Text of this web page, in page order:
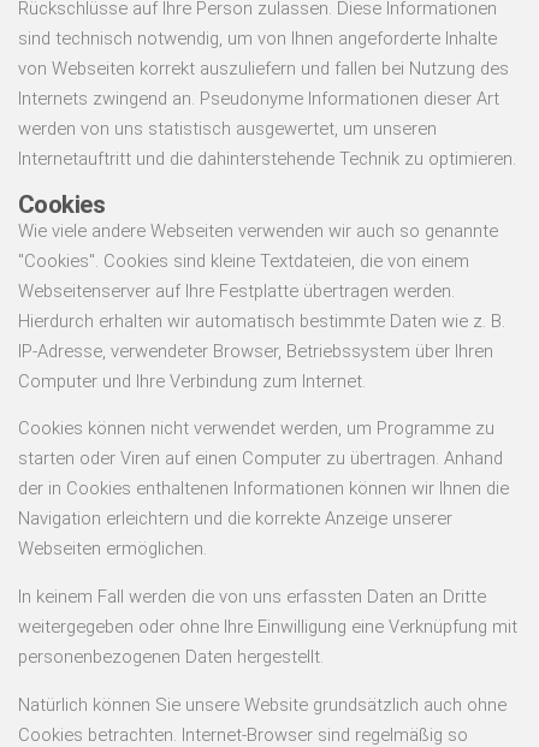
Rückschlüsse auf Ihre Person zulassen. Diese Informationen
sind technisch notwendig, um von Ihnen angeforderte Inhalte
von Webseiten korrekt auszuliefern und fallen bei Nutzung des
Internets zwingend an. Pseudonyme Informationen dieser Art
werden von uns statistisch ausgewertet, um unseren
Internetauftritt und die dahinterstehende Technik zu optimieren.
Cookies
Wie viele andere Webseiten verwenden wir auch so genannte
"Cookies". Cookies sind kleine Textdateien, die von einem
Webseitenserver auf Ihre Festplatte übertragen werden.
Hierdurch erhalten wir automatisch bestimmte Daten wie z. B.
IP-Adresse, verwendeter Browser, Betriebssystem über Ihren
Computer und Ihre Verbindung zum Internet.
Cookies können nicht verwendet werden, um Programme zu
starten oder Viren auf einen Computer zu übertragen. Anhand
der in Cookies enthaltenen Informationen können wir Ihnen die
Navigation erleichtern und die korrekte Anzeige unserer
Webseiten ermöglichen.
In keinem Fall werden die von uns erfassten Daten an Dritte
weitergegeben oder ohne Ihre Einwilligung eine Verknüpfung mit
personenbezogenen Daten hergestellt.
Natürlich können Sie unsere Website grundsätzlich auch ohne
Cookies betrachten. Internet-Browser sind regelmäßig so